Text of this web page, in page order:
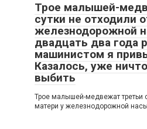
Трое малышей-
сутки не отходили
железнодорожной
двадцать два года
машинистом я
Казалось, уже
выбить
Трое малышей-медвежат третьи
матери у железнодорожной